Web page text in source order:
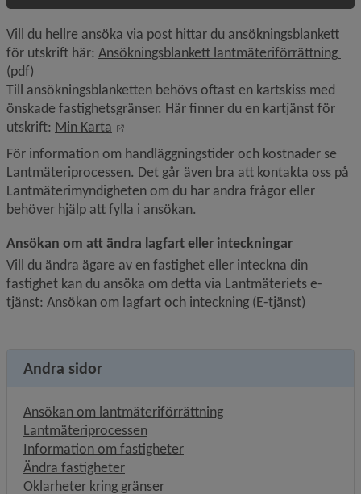
Vill du hellre ansöka via post hittar du ansökningsblankett
för utskrift här: Ansökningsblankett lantmäteriförrättning
(pdf)
Till ansökningsblanketten behövs oftast en kartskiss med
önskade fastighetsgränser. Här finner du en kartjänst för
utskrift: Min Karta
Länk till annan webbplats, öppnas i nytt
Lantmäteriprocessen. Det går även bra att kontakta oss på
Lantmäterimyndigheten om du har andra frågor eller
behöver hjälp att fylla i ansökan.
Ansökan om att ändra lagfart eller inteckningar
Vill du ändra ägare av en fastighet eller inteckna din
fastighet kan du ansöka om detta via Lantmäteriets e-
tjänst: Ansökan om lagfart och inteckning (E-tjänst)
Andra sidor
Ansökan om lantmäteriförrättning
Lantmäteriprocessen
Information om fastigheter
Ändra fastigheter
Oklarheter kring gränser